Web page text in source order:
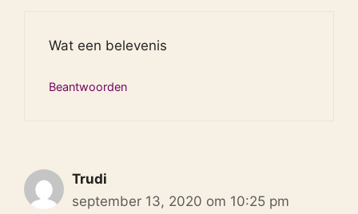
Wat een belevenis
Beantwoorden
Trudi
september 13, 2020 om 10:25 pm